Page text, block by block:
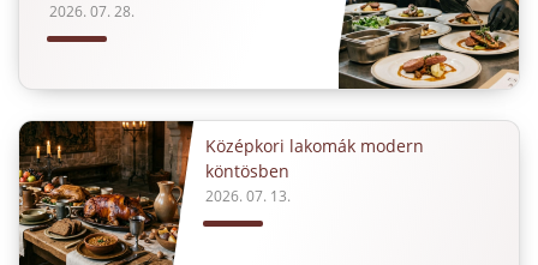
2026. 07. 28.
Középkori lakomák modern
köntösben
2026. 07. 13.